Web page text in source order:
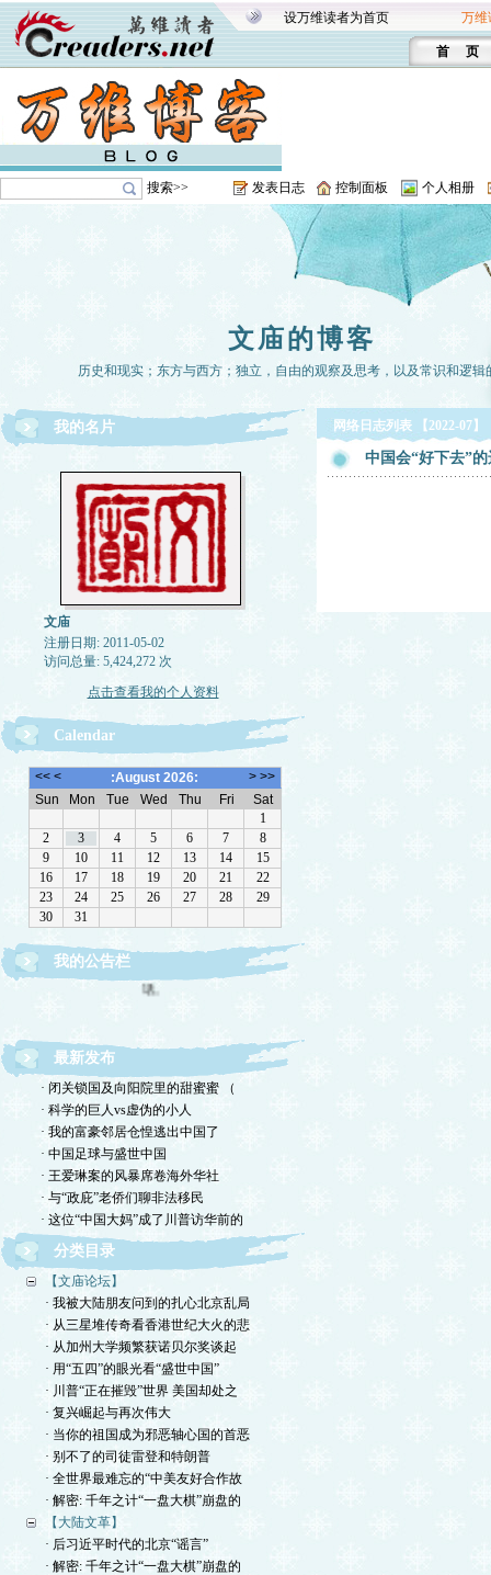
设万维读者为首页 万维
首 页
搜索>> 发表日志 控制面板 个人相册
文庙的博客
历史和现实；东方与西方；独立，自由的观察及思考，以及常识和逻辑
我的名片
文庙
注册日期: 2011-05-02
访问总量: 5,424,272 次
点击查看我的个人资料
Calendar
我的公告栏
欢迎转载，但请注明来源。理性讨论，拒绝一切脏
最新发布
· 闭关锁国及向阳院里的甜蜜蜜 （
· 科学的巨人vs虚伪的小人
· 我的富豪邻居仓惶逃出中国了
· 中国足球与盛世中国
· 王爱琳案的风暴席卷海外华社
· 与“政庇”老侨们聊非法移民
· 这位“中国大妈”成了川普访华前的
分类目录
【文庙论坛】
· 我被大陆朋友问到的扎心北京乱局
· 从三星堆传奇看香港世纪大火的悲
· 从加州大学频繁获诺贝尔奖谈起
· 用“五四”的眼光看“盛世中国”
· 川普“正在摧毁”世界 美国却处之
· 复兴崛起与再次伟大
· 当你的祖国成为邪恶轴心国的首恶
· 别不了的司徒雷登和特朗普
· 全世界最难忘的“中美友好合作故
· 解密: 千年之计“一盘大棋”崩盘的
【大陆文革】
· 后习近平时代的北京“谣言”
· 解密: 千年之计“一盘大棋”崩盘的
网络日志列表 【2022-07】
中国会“好下去”